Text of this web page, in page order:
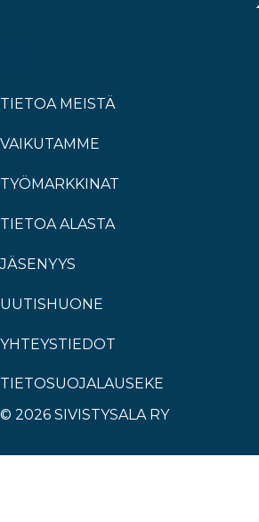
TIETOA MEISTÄ
VAIKUTAMME
TYÖMARKKINAT
TIETOA ALASTA
JÄSENYYS
UUTISHUONE
YHTEYSTIEDOT
TIETOSUOJALAUSEKE
© 2026 SIVISTYSALA RY